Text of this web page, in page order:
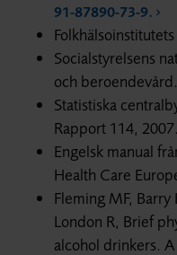
91-87890-73-9.
Socialstyrelsens
och beroendevård.
Statistiska
Rapport 114, 2007.
Engelsk manual
Health Care
Fleming MF,
London R, Brief
alcohol drinkers.